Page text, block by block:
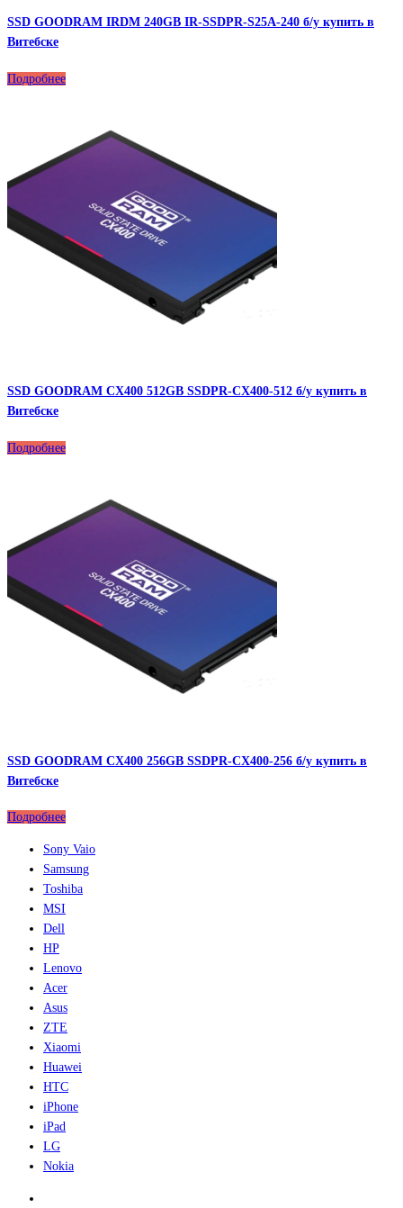
SSD GOODRAM IRDM 240GB IR-SSDPR-S25A-240 б/у купить в
Витебске
Подробнее
SSD GOODRAM CX400 512GB SSDPR-CX400-512 б/у купить в
Витебске
Подробнее
SSD GOODRAM CX400 256GB SSDPR-CX400-256 б/у купить в
Витебске
Подробнее
Sony Vaio
Samsung
Toshiba
MSI
Dell
HP
Lenovo
Acer
Asus
ZTE
Xiaomi
Huawei
HTC
iPhone
iPad
LG
Nokia